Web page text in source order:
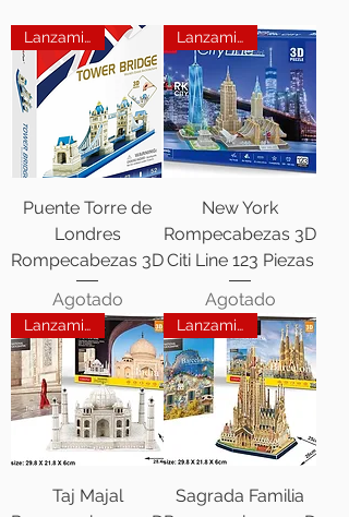
Lanzamiento
Puente Torre de
Londres
Rompecabezas 3D
Agotado
Lanzamiento
New York
Rompecabezas 3D
Citi Line 123 Piezas
Agotado
Lanzamiento
Taj Majal
Lanzamiento
Sagrada Familia